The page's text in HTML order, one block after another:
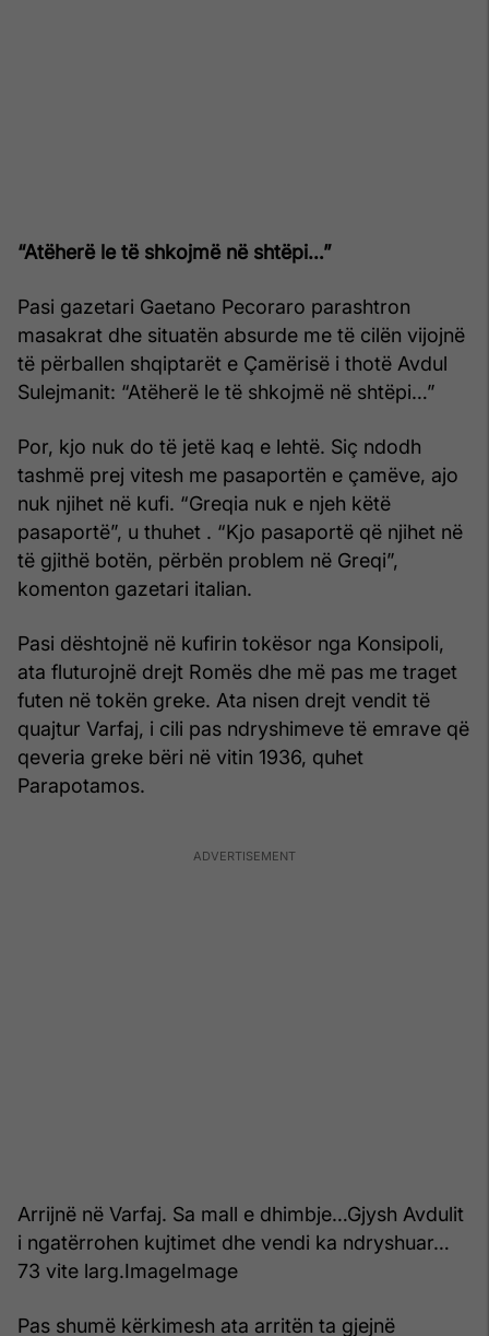
“Atëherë le të shkojmë në shtëpi…”
Pasi gazetari Gaetano Pecoraro parashtron
masakrat dhe situatën absurde me të cilën vijojnë
të përballen shqiptarët e Çamërisë i thotë Avdul
Sulejmanit: “Atëherë le të shkojmë në shtëpi…”
Por, kjo nuk do të jetë kaq e lehtë. Siç ndodh
tashmë prej vitesh me pasaportën e çamëve, ajo
nuk njihet në kufi. “Greqia nuk e njeh këtë
pasaportë”, u thuhet . “Kjo pasaportë që njihet në
të gjithë botën, përbën problem në Greqi”,
komenton gazetari italian.
Pasi dështojnë në kufirin tokësor nga Konsipoli,
ata fluturojnë drejt Romës dhe më pas me traget
futen në tokën greke. Ata nisen drejt vendit të
quajtur Varfaj, i cili pas ndryshimeve të emrave që
qeveria greke bëri në vitin 1936, quhet
Parapotamos.
Arrijnë në Varfaj. Sa mall e dhimbje…Gjysh Avdulit
i ngatërrohen kujtimet dhe vendi ka ndryshuar…
73 vite larg.ImageImage
Pas shumë kërkimesh ata arritën ta gjejnë